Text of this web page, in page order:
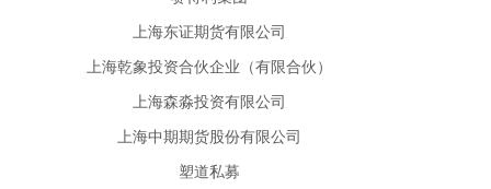
上海森淼投资有限公司
上海中期期货股份有限公司
塑道私募
物产中大化工集团有限公司
厦门国贸纺原有限公司